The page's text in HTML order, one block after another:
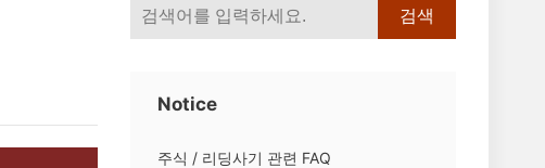
검색
Notice
주식 / 리딩사기 관련 FAQ